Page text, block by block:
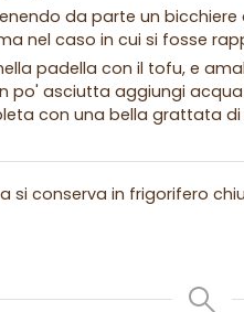
da parte un
nel caso in cui si fosse
padella con il tofu, e
po' asciutta aggiungi
con una bella grattata di
si conserva in frigorifero